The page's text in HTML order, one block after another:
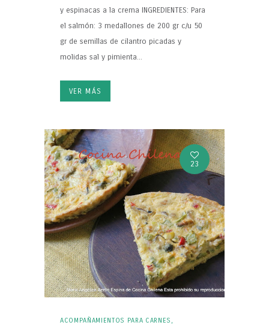
y espinacas a la crema INGREDIENTES: Para
el salmón: 3 medallones de 200 gr c/u 50
gr de semillas de cilantro picadas y
molidas sal y pimienta...
VER MÁS
23
ACOMPAÑAMIENTOS PARA CARNES ,